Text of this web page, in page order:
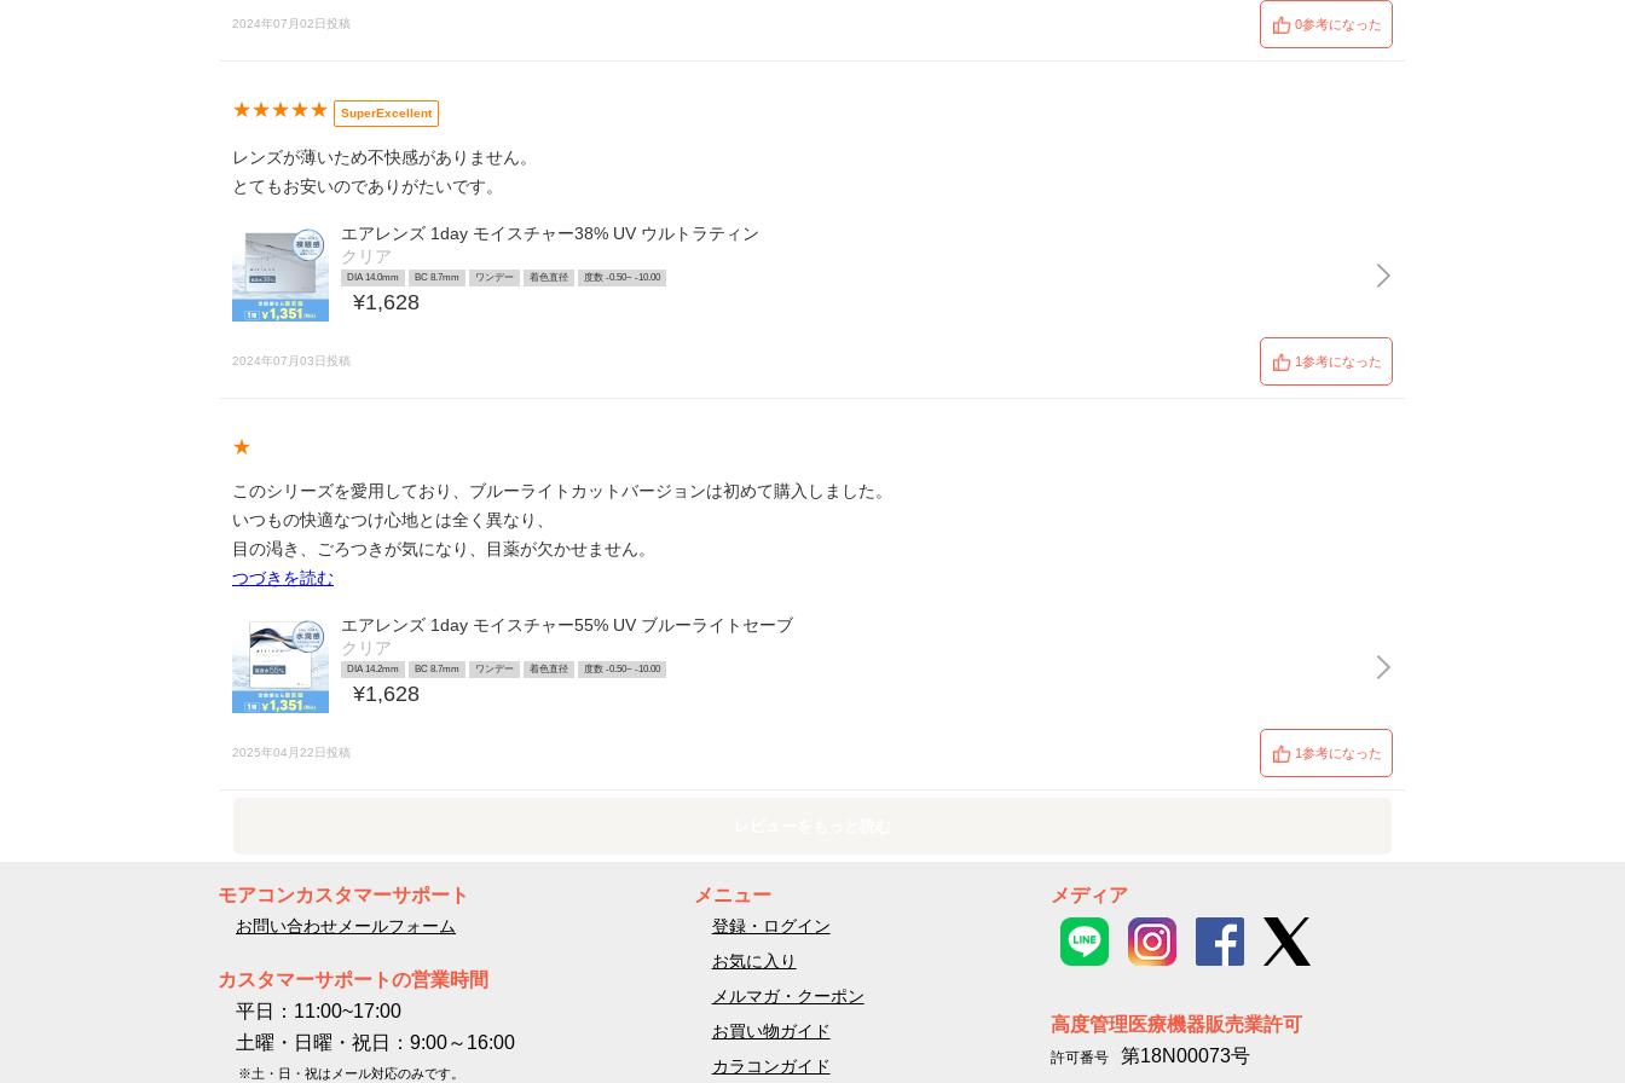
2024年07月02日投稿 0参考になった
★★★★★ SuperExcellent
レンズが薄いため不快感がありません。
とてもお安いのでありがたいです。
エアレンズ 1day モイスチャー38% UV ウルトラティン
クリア
DIA 14.0mm BC 8.7mm ワンデー 着色直径 度数 -0.50~ -10.00
¥1,628
2024年07月03日投稿 1参考になった
★
このシリーズを愛用しており、ブルーライトカットバージョンは初めて購入しました。
いつもの快適なつけ心地とは全く異なり、
目の渇き、ごろつきが気になり、目薬が欠かせません。
つづきを読む
エアレンズ 1day モイスチャー55% UV ブルーライトセーブ
クリア
DIA 14.2mm BC 8.7mm ワンデー 着色直径 度数 -0.50~ -10.00
¥1,628
2025年04月22日投稿 1参考になった
モアコンカスタマーサポート
お問い合わせメールフォーム
カスタマーサポートの営業時間
平日：11:00~17:00
土曜・日曜・祝日：9:00～16:00
※土・日・祝はメール対応のみです。
メニュー
登録・ログイン
お気に入り
メルマガ・クーポン
お買い物ガイド
カラコンガイド
メディア
高度管理医療機器販売業許可
許可番号 第18N00073号